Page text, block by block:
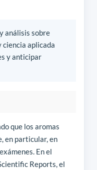
análisis sobre
ciencia aplicada
y anticipar
que los aromas
en particular, en
En el
Reports, el